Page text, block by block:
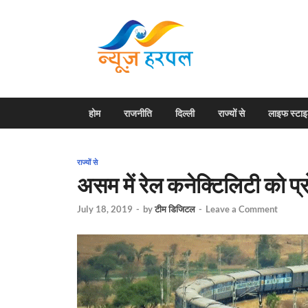
होम राजनीति दिल्ली राज्यों से लाइफ
राज्यों से
असम में रेल कनेक्टिलिटी को
July 18, 2019 - byटीम डिजिटल - Leave a Comment